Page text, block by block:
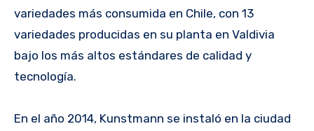
variedades más consumida en Chile, con 13
variedades producidas en su planta en Valdivia
bajo los más altos estándares de calidad y
tecnología.
En el año 2014, Kunstmann se instaló en la ciudad